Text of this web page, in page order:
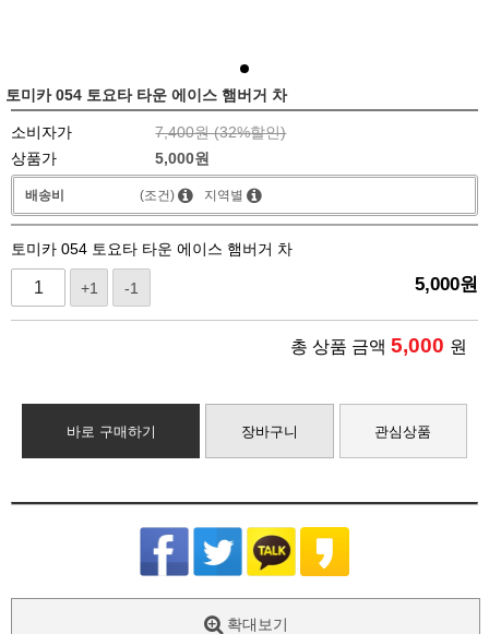
토미카 054 토요타 타운 에이스 햄버거 차
소비자가 7,400원 (32%할인)
상품가
5,000원
배송비 (조건) 지역별
토미카 054 토요타 타운 에이스 햄버거 차
+1 -1 5,000원
총 상품 금액 5,000 원
바로 구매하기 장바구니 관심상품
확대보기